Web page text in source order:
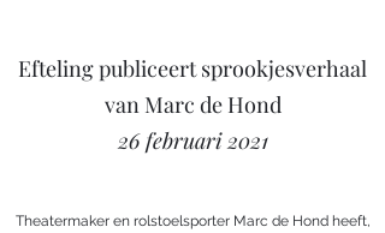
Efteling publiceert sprookjesverhaal
van Marc de Hond
26 februari 2021
Theatermaker en rolstoelsporter Marc de Hond heeft,